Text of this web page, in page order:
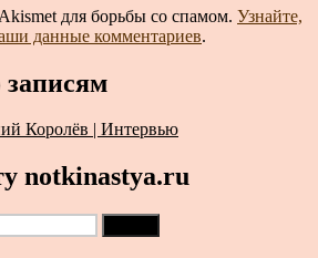
для борьбы со спамом. Узнайте,
данные комментариев.
Королёв | Интервью
notkinastya.ru